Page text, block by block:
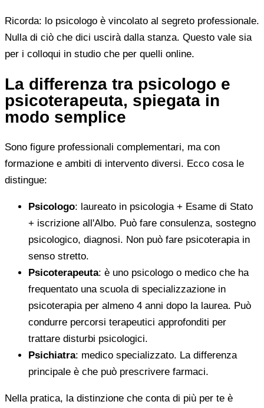
Ricorda: lo psicologo è vincolato al segreto professionale.
Nulla di ciò che dici uscirà dalla stanza. Questo vale sia
per i colloqui in studio che per quelli online.
La differenza tra psicologo e
psicoterapeuta, spiegata in
modo semplice
Sono figure professionali complementari, ma con
formazione e ambiti di intervento diversi. Ecco cosa le
distingue:
Psicologo: laureato in psicologia + Esame di Stato
+ iscrizione all'Albo. Può fare consulenza, sostegno
psicologico, diagnosi. Non può fare psicoterapia in
senso stretto.
Psicoterapeuta: è uno psicologo o medico che ha
frequentato una scuola di specializzazione in
psicoterapia per almeno 4 anni dopo la laurea. Può
condurre percorsi terapeutici approfonditi per
trattare disturbi psicologici.
Psichiatra: medico specializzato. La differenza
principale è che può prescrivere farmaci.
Nella pratica, la distinzione che conta di più per te è